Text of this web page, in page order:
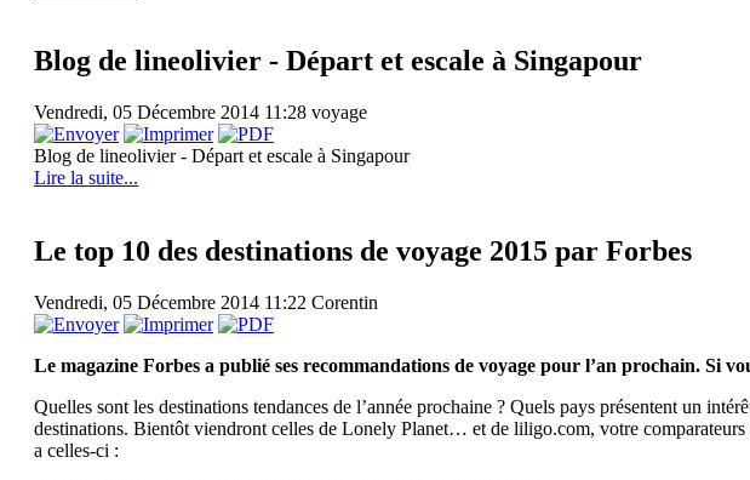
Blog de lineolivier - Départ et escale à Singapour
Vendredi, 05 Décembre 2014 11:28 voyage
Blog de lineolivier - Départ et escale à Singapour
Lire la suite...
Le top 10 des destinations de voyage 2015 par Forbes
Vendredi, 05 Décembre 2014 11:22 Corentin
Le magazine Forbes a publié ses recommandations de voyage pour l’an prochain. Si
Quelles sont les destinations tendances de l’année prochaine ? Quels pays présentent un
destinations. Bientôt viendront celles de Lonely Planet… et de liligo.com, votre comparateurs
a celles-ci :